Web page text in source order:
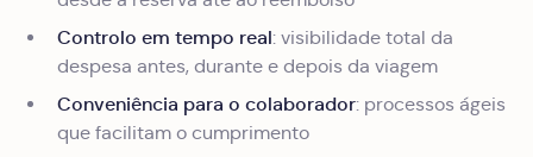
Controlo em tempo real: visibilidade total da
despesa antes, durante e depois da viagem
Conveniência para o colaborador: processos ágeis
que facilitam o cumprimento